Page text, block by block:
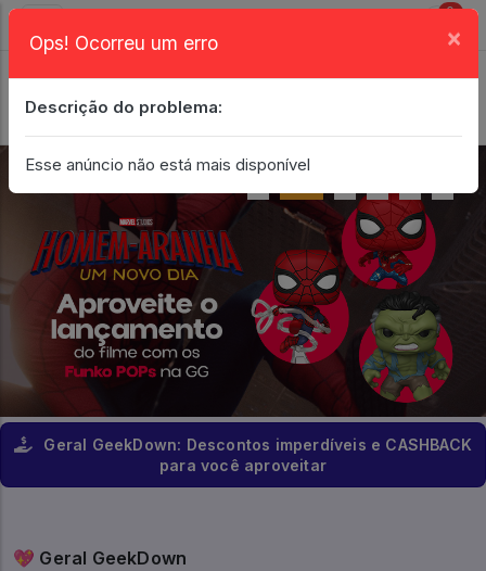
0
Geral GeekDown: Descontos imperdíveis e CASHBACK
para você aproveitar
💖 Geral GeekDown
Ops! Ocorreu um erro ×
Descrição do problema:
Esse anúncio não está mais disponível